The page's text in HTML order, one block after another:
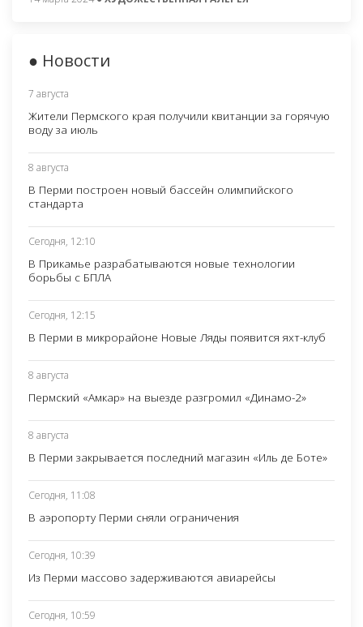
● Новости
7 августа
Жители Пермского края получили квитанции за горячую
воду за июль
8 августа
В Перми построен новый бассейн олимпийского
стандарта
Сегодня, 12:10
В Прикамье разрабатываются новые технологии
борьбы с БПЛА
Сегодня, 12:15
В Перми в микрорайоне Новые Ляды появится яхт-клуб
8 августа
Пермский «Амкар» на выезде разгромил «Динамо-2»
8 августа
В Перми закрывается последний магазин «Иль де Боте»
Сегодня, 11:08
В аэропорту Перми сняли ограничения
Сегодня, 10:39
Из Перми массово задерживаются авиарейсы
Сегодня, 10:59